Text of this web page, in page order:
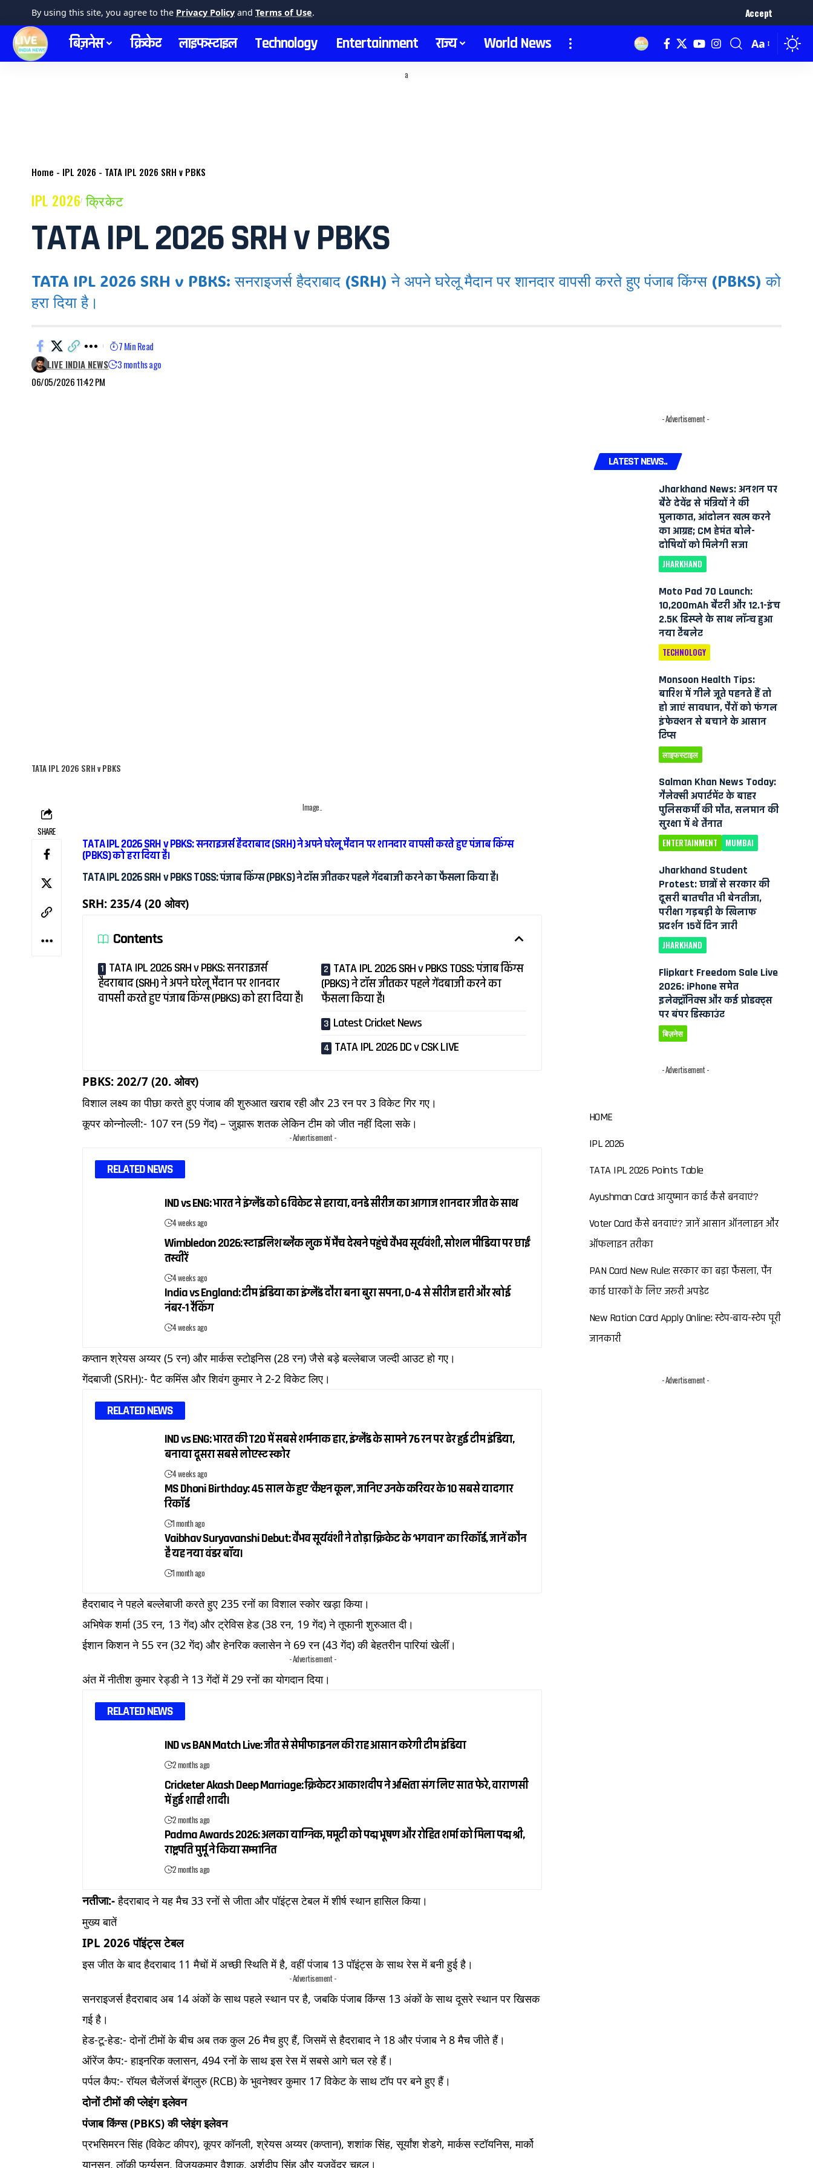
By using this site, you agree to the Privacy Policy and Terms of Use. Accept
बिज़नेस क्रिकेट लाइफस्टाइल Technology Entertainment राज्य World News Aa
a
Home - IPL 2026 - TATA IPL 2026 SRH v PBKS
IPL 2026 क्रिकेट
TATA IPL 2026 SRH v PBKS
TATA IPL 2026 SRH v PBKS: सनराइजर्स हैदराबाद (SRH) ने अपने घरेलू मैदान पर शानदार वापसी करते हुए पंजाब किंग्स (PBKS) को
हरा दिया है।
06/05/2026 11:42 PM
LIVE INDIA NEWS 3 months ago
7 Min Read
TATA IPL 2026 SRH v PBKS
SHARE
Image..
TATA IPL 2026 SRH v PBKS: सनराइजर्स हैदराबाद (SRH) ने अपने घरेलू मैदान पर शानदार वापसी करते हुए पंजाब किंग्स
(PBKS) को हरा दिया है।
TATA IPL 2026 SRH v PBKS TOSS: पंजाब किंग्स (PBKS) ने टॉस जीतकर पहले गेंदबाजी करने का फैसला किया है।
SRH: 235/4 (20 ओवर)
Contents
TATA IPL 2026 SRH v PBKS: सनराइजर्स
हैदराबाद (SRH) ने अपने घरेलू मैदान पर शानदार
वापसी करते हुए पंजाब किंग्स (PBKS) को हरा दिया है।
TATA IPL 2026 SRH v PBKS TOSS: पंजाब किंग्स
(PBKS) ने टॉस जीतकर पहले गेंदबाजी करने का
फैसला किया है।
Latest Cricket News
TATA IPL 2026 DC v CSK LIVE
PBKS: 202/7 (20. ओवर)
विशाल लक्ष्य का पीछा करते हुए पंजाब की शुरुआत खराब रही और 23 रन पर 3 विकेट गिर गए।
कूपर कोन्नोल्ली:- 107 रन (59 गेंद) – जुझारू शतक लेकिन टीम को जीत नहीं दिला सके।
- Advertisement -
RELATED NEWS
IND vs ENG: भारत ने इंग्लैंड को 6 विकेट से हराया, वनडे सीरीज का आगाज शानदार जीत के साथ
4 weeks ago
Wimbledon 2026: स्टाइलिश ब्लैक लुक में मैच देखने पहुंचे वैभव सूर्यवंशी, सोशल मीडिया पर छाईं
तस्वीरें
4 weeks ago
India vs England: टीम इंडिया का इंग्लैंड दौरा बना बुरा सपना, 0-4 से सीरीज हारी और खोई
नंबर-1 रैंकिंग
4 weeks ago
कप्तान श्रेयस अय्यर (5 रन) और मार्कस स्टोइनिस (28 रन) जैसे बड़े बल्लेबाज जल्दी आउट हो गए।
गेंदबाजी (SRH):- पैट कमिंस और शिवंग कुमार ने 2-2 विकेट लिए।
RELATED NEWS
IND vs ENG: भारत की T20 में सबसे शर्मनाक हार, इंग्लैंड के सामने 76 रन पर ढेर हुई टीम इंडिया,
बनाया दूसरा सबसे लोएस्ट स्कोर
4 weeks ago
MS Dhoni Birthday: 45 साल के हुए ‘कैप्टन कूल’, जानिए उनके करियर के 10 सबसे यादगार
रिकॉर्ड
1 month ago
Vaibhav Suryavanshi Debut: वैभव सूर्यवंशी ने तोड़ा क्रिकेट के ‘भगवान’ का रिकॉर्ड, जानें कौन
है यह नया वंडर बॉय।
1 month ago
हैदराबाद ने पहले बल्लेबाजी करते हुए 235 रनों का विशाल स्कोर खड़ा किया।
अभिषेक शर्मा (35 रन, 13 गेंद) और ट्रेविस हेड (38 रन, 19 गेंद) ने तूफानी शुरुआत दी।
ईशान किशन ने 55 रन (32 गेंद) और हेनरिक क्लासेन ने 69 रन (43 गेंद) की बेहतरीन पारियां खेलीं।
- Advertisement -
अंत में नीतीश कुमार रेड्डी ने 13 गेंदों में 29 रनों का योगदान दिया।
RELATED NEWS
IND vs BAN Match Live: जीत से सेमीफाइनल की राह आसान करेगी टीम इंडिया
2 months ago
Cricketer Akash Deep Marriage: क्रिकेटर आकाशदीप ने अक्षिता संग लिए सात फेरे, वाराणसी
में हुई शाही शादी।
2 months ago
Padma Awards 2026: अलका याग्निक, ममूटी को पद्म भूषण और रोहित शर्मा को मिला पद्म श्री,
राष्ट्रपति मुर्मू ने किया सम्मानित
2 months ago
नतीजा:-हैदराबाद ने यह मैच 33 रनों से जीता और पॉइंट्स टेबल में शीर्ष स्थान हासिल किया।
मुख्य बातें
IPL 2026 पॉइंट्स टेबल
इस जीत के बाद हैदराबाद 11 मैचों में अच्छी स्थिति में है, वहीं पंजाब 13 पॉइंट्स के साथ रेस में बनी हुई है।
- Advertisement -
सनराइजर्स हैदराबाद अब 14 अंकों के साथ पहले स्थान पर है, जबकि पंजाब किंग्स 13 अंकों के साथ दूसरे स्थान पर खिसक
गई है।
हेड-टू-हेड:- दोनों टीमों के बीच अब तक कुल 26 मैच हुए हैं, जिसमें से हैदराबाद ने 18 और पंजाब ने 8 मैच जीते हैं।
ऑरेंज कैप:- हाइनरिक क्लासन, 494 रनों के साथ इस रेस में सबसे आगे चल रहे हैं।
पर्पल कैप:- रॉयल चैलेंजर्स बेंगलुरु (RCB) के भुवनेश्वर कुमार 17 विकेट के साथ टॉप पर बने हुए हैं।
दोनों टीमों की प्लेइंग इलेवन
पंजाब किंग्स (PBKS) की प्लेइंग इलेवन
प्रभसिमरन सिंह (विकेट कीपर), कूपर कॉनली, श्रेयस अय्यर (कप्तान), शशांक सिंह, सूर्यांश शेडगे, मार्कस स्टॉयनिस, मार्को
यानसन, लॉकी फर्ग्युसन, विजयकुमार वैशाक, अर्शदीप सिंह और युजवेंद्र चहल।
- Advertisement -
LATEST NEWS..
Jharkhand News: अनशन पर
बैठे देवेंद्र से मंत्रियों ने की
मुलाकात, आंदोलन खत्म करने
का आग्रह; CM हेमंत बोले-
दोषियों को मिलेगी सजा
JHARKHAND
Moto Pad 70 Launch:
10,200mAh बैटरी और 12.1-इंच
2.5K डिस्प्ले के साथ लॉन्च हुआ
नया टैबलेट
TECHNOLOGY
Monsoon Health Tips:
बारिश में गीले जूते पहनते हैं तो
हो जाएं सावधान, पैरों को फंगल
इंफेक्शन से बचाने के आसान
टिप्स
लाइफस्टाइल
Salman Khan News Today:
गैलेक्सी अपार्टमेंट के बाहर
पुलिसकर्मी की मौत, सलमान की
सुरक्षा में थे तैनात
ENTERTAINMENT MUMBAI
Jharkhand Student
Protest: छात्रों से सरकार की
दूसरी बातचीत भी बेनतीजा,
परीक्षा गड़बड़ी के खिलाफ
प्रदर्शन 15वें दिन जारी
JHARKHAND
Flipkart Freedom Sale Live
2026: iPhone समेत
इलेक्ट्रॉनिक्स और कई प्रोडक्ट्स
पर बंपर डिस्काउंट
बिज़नेस
- Advertisement -
HOME
IPL 2026
TATA IPL 2026 Points Table
Ayushman Card: आयुष्मान कार्ड कैसे बनवाएं?
Voter Card कैसे बनवाएं? जानें आसान ऑनलाइन और
ऑफलाइन तरीका
PAN Card New Rule: सरकार का बड़ा फैसला, पैन
कार्ड धारकों के लिए जरूरी अपडेट
New Ration Card Apply Online: स्टेप-बाय-स्टेप पूरी
जानकारी
- Advertisement -